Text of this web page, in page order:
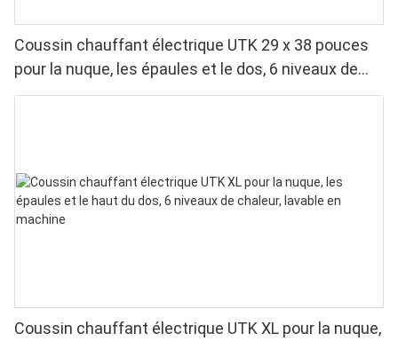
Coussin chauffant électrique UTK 29 x 38 pouces
pour la nuque, les épaules et le dos, 6 niveaux de
chaleur, 4 minuteries, arrêt automatique
Coussin chauffant électrique UTK XL pour la nuque,